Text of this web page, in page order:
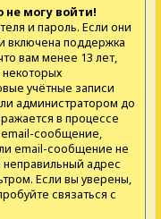
не могу войти!
и пароль. Если они
включена поддержка
вам менее 13 лет,
учётные записи
администратором до
в процессе
email-сообщение,
email-сообщение не
неправильный адрес
Если вы уверены,
связаться с